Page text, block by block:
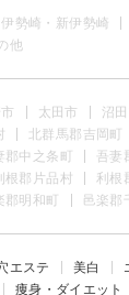
伊勢崎・新伊勢崎
他
太田市 沼
北群馬郡吉岡町
郡中之条町 吾妻
根郡片品村 利根
郡明和町 邑楽郡
エステ 美白
痩身・ダイエット